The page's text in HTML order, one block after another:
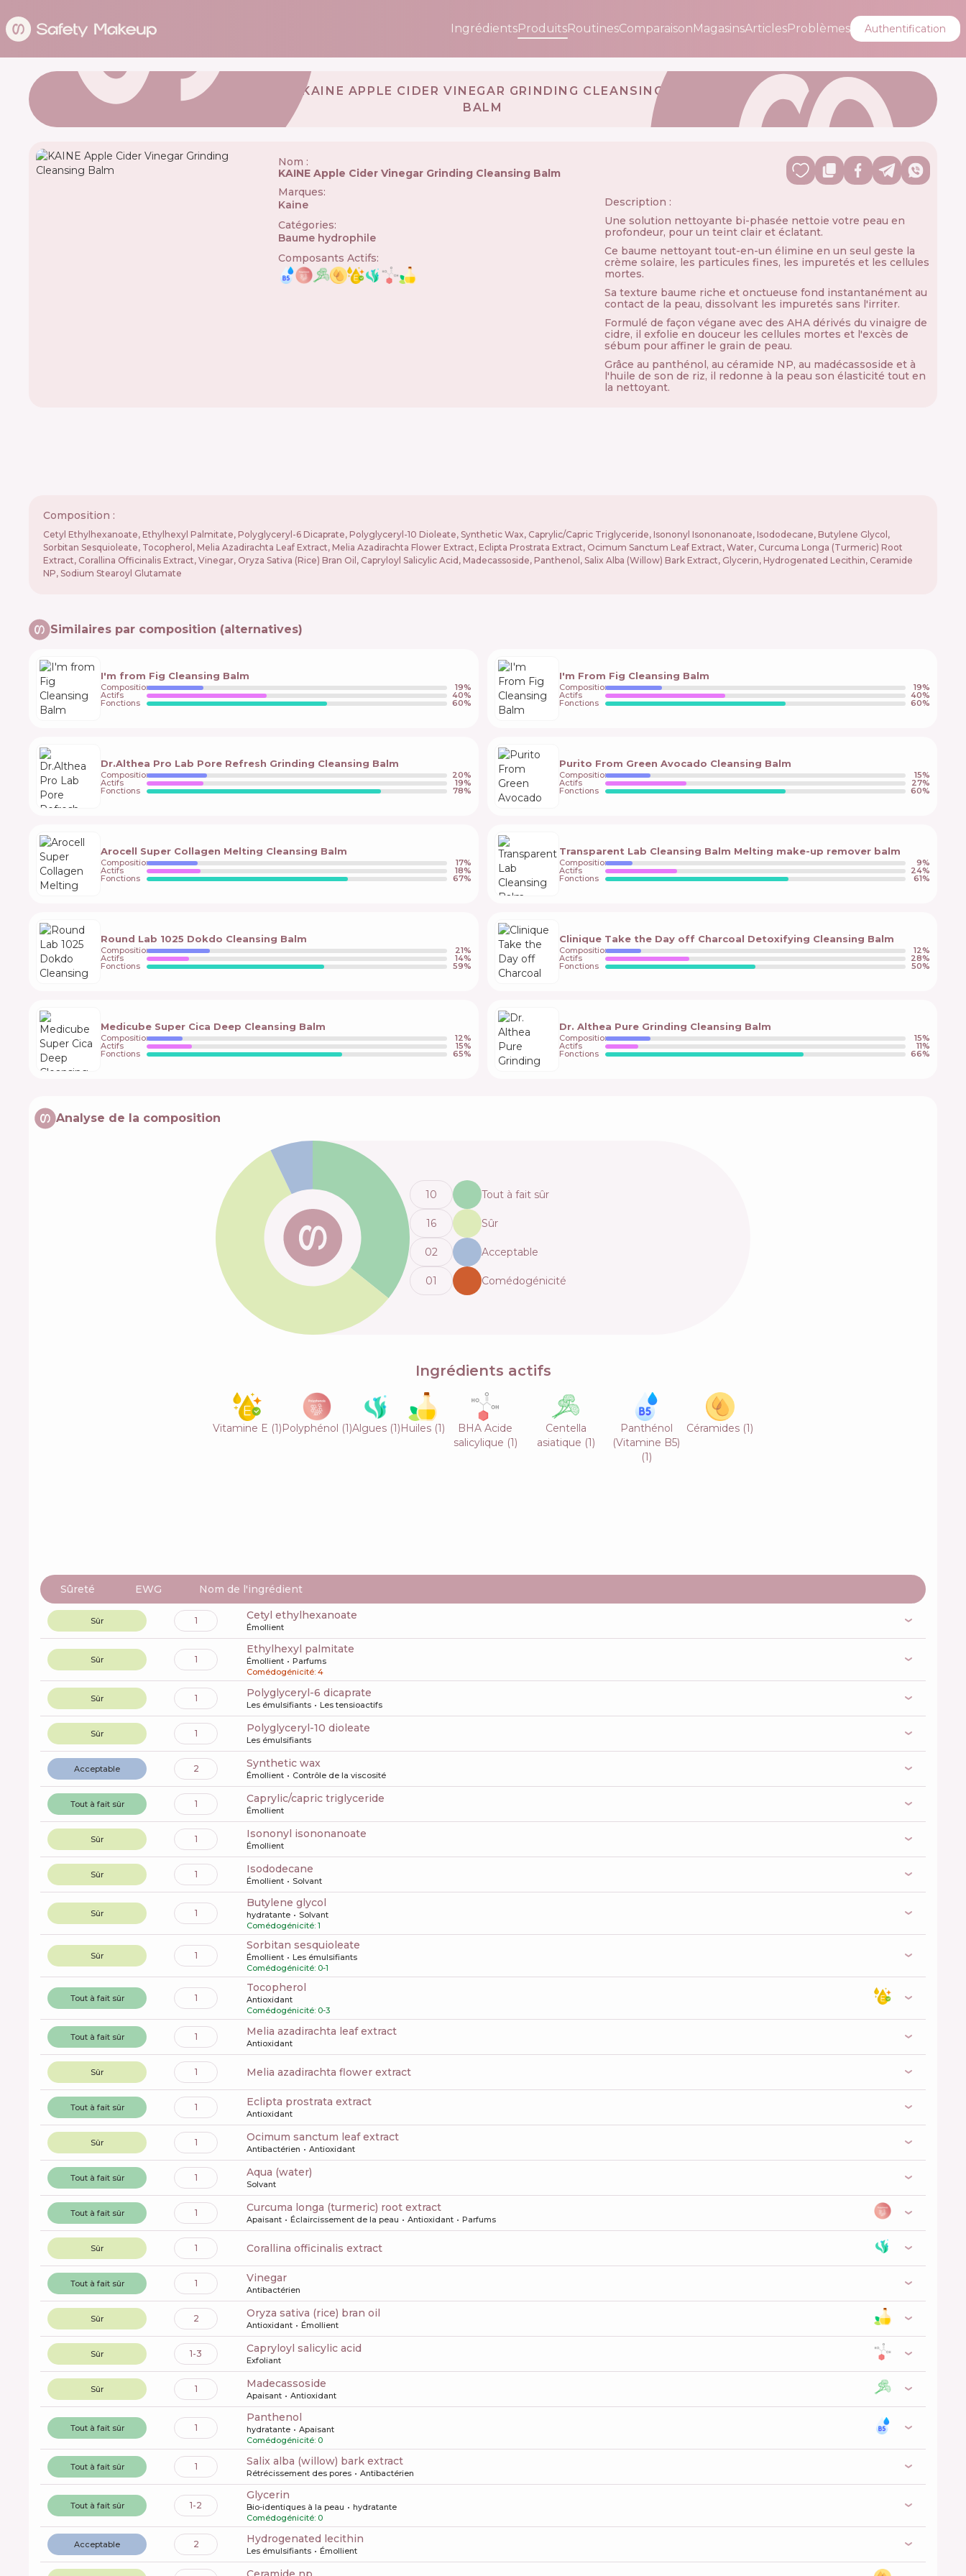
IngrédientsProduitsRoutinesComparaisonMagasinsArticlesProblèmes Authentification
KAINE APPLE CIDER VINEGAR GRINDING CLEANSING
BALM
Nom :
KAINE Apple Cider Vinegar Grinding Cleansing Balm
Marques:
Kaine
Catégories:
Baume hydrophile
Composants Actifs:
Description :
Une solution nettoyante bi-phasée nettoie votre peau en
profondeur, pour un teint clair et éclatant.
Ce baume nettoyant tout-en-un élimine en un seul geste la
crème solaire, les particules fines, les impuretés et les cellules
mortes.
Sa texture baume riche et onctueuse fond instantanément au
contact de la peau, dissolvant les impuretés sans l'irriter.
Formulé de façon végane avec des AHA dérivés du vinaigre de
cidre, il exfolie en douceur les cellules mortes et l'excès de
sébum pour affiner le grain de peau.
Grâce au panthénol, au céramide NP, au madécassoside et à
l'huile de son de riz, il redonne à la peau son élasticité tout en
la nettoyant.
Composition :
Cetyl Ethylhexanoate, Ethylhexyl Palmitate, Polyglyceryl-6 Dicaprate, Polyglyceryl-10 Dioleate, Synthetic Wax, Caprylic/Capric Triglyceride, Isononyl Isononanoate, Isododecane, Butylene Glycol,
Sorbitan Sesquioleate, Tocopherol, Melia Azadirachta Leaf Extract, Melia Azadirachta Flower Extract, Eclipta Prostrata Extract, Ocimum Sanctum Leaf Extract, Water, Curcuma Longa (Turmeric) Root
Extract, Corallina Officinalis Extract, Vinegar, Oryza Sativa (Rice) Bran Oil, Capryloyl Salicylic Acid, Madecassoside, Panthenol, Salix Alba (Willow) Bark Extract, Glycerin, Hydrogenated Lecithin, Ceramide
NP, Sodium Stearoyl Glutamate
Similaires par composition (alternatives)
I'm from Fig Cleansing Balm
Composition 19%
Actifs 40%
Fonctions 60%
I'm From Fig Cleansing Balm
Composition 19%
Actifs 40%
Fonctions 60%
Dr.Althea Pro Lab Pore Refresh Grinding Cleansing Balm
Composition 20%
Actifs 19%
Fonctions 78%
Purito From Green Avocado Cleansing Balm
Composition 15%
Actifs 27%
Fonctions 60%
Arocell Super Collagen Melting Cleansing Balm
Composition 17%
Actifs 18%
Fonctions 67%
Transparent Lab Cleansing Balm Melting make-up remover balm
Composition 9%
Actifs 24%
Fonctions 61%
Round Lab 1025 Dokdo Cleansing Balm
Composition 21%
Actifs 14%
Fonctions 59%
Clinique Take the Day off Charcoal Detoxifying Cleansing Balm
Composition 12%
Actifs 28%
Fonctions 50%
Medicube Super Cica Deep Cleansing Balm
Composition 12%
Actifs 15%
Fonctions 65%
Dr. Althea Pure Grinding Cleansing Balm
Composition 15%
Actifs 11%
Fonctions 66%
Analyse de la composition
10 Tout à fait sûr
16 Sûr
02 Acceptable
01 Comédogénicité
Ingrédients actifs
Vitamine E (1)Polyphénol (1)Algues (1)Huiles (1)
BHA Acide
salicylique (1)
Centella
asiatique (1)
Panthénol
(Vitamine B5)
(1)
Céramides (1)
Sûreté EWG Nom de l'ingrédient
Sûr 1 cetyl ethylhexanoate
Émollient
Sûr 1
ethylhexyl palmitate
Émollient
Parfums
Comédogénicité: 4
Sûr 1 polyglyceryl-6 dicaprate
Les émulsifiants Les tensioactifs
Sûr 1 polyglyceryl-10 dioleate
Les émulsifiants
Acceptable 2 synthetic wax
Émollient Contrôle de la viscosité
Tout à fait sûr 1 caprylic/capric triglyceride
Émollient
Sûr 1 isononyl isononanoate
Émollient
Sûr 1 isododecane
Émollient Solvant
Sûr 1
butylene glycol
hydratante
Solvant
Comédogénicité: 1
Sûr 1
sorbitan sesquioleate
Émollient
Les émulsifiants
Comédogénicité: 0-1
Tout à fait sûr 1
tocopherol
Antioxidant
Comédogénicité: 0-3
Tout à fait sûr 1 melia azadirachta leaf extract
Antioxidant
Sûr 1 melia azadirachta flower extract
Tout à fait sûr 1 eclipta prostrata extract
Antioxidant
Sûr 1 ocimum sanctum leaf extract
Antibactérien Antioxidant
Tout à fait sûr 1 aqua (water)
Solvant
Tout à fait sûr 1 curcuma longa (turmeric) root extract
Apaisant Éclaircissement de la peau Antioxidant Parfums
Sûr 1 corallina officinalis extract
Tout à fait sûr 1 vinegar
Antibactérien
Sûr 2 oryza sativa (rice) bran oil
Antioxidant Émollient
Sûr 1-3 capryloyl salicylic acid
Exfoliant
Sûr 1 madecassoside
Apaisant Antioxidant
Tout à fait sûr 1
panthenol
hydratante
Apaisant
Comédogénicité: 0
Tout à fait sûr 1 salix alba (willow) bark extract
Rétrécissement des pores Antibactérien
Tout à fait sûr 1-2
glycerin
Bio-identiques à la peau
hydratante
Comédogénicité: 0
Acceptable 2 hydrogenated lecithin
Les émulsifiants Émollient